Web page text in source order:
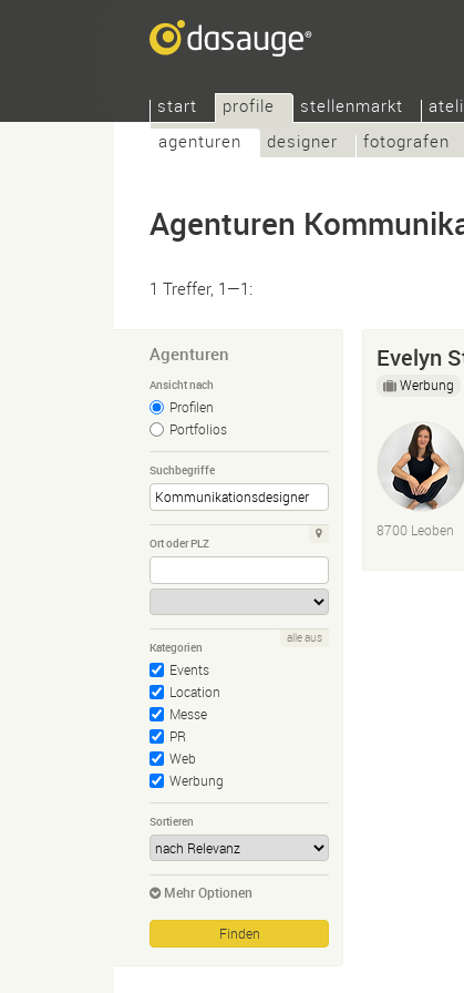
start
profile
agenturen
designer fotografen
stellenmarkt
Agenturen
1 Treffer, 1—1:
Agenturen
Ansicht nach
Profilen
Portfolios
Suchbegriffe
Ort oder PLZ
Kategorien
Events
Location
Messe
PR
Web
Werbung
alle aus
Sortieren
Mehr Optionen
Evelyn
Werbung
8700 Leoben